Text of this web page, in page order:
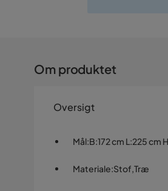
Om produktet
Oversigt
Mål:B:172 cm L:225 cm
Materiale:Stof,Træ